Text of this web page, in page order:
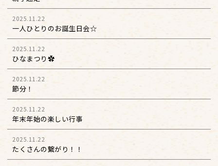
2025.11.22
一人ひとりのお誕生日会☆
2025.11.22
ひなまつり✿
2025.11.22
節分！
2025.11.22
年末年始の楽しい行事
2025.11.22
たくさんの繋がり！！